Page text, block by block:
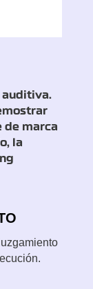
auditiva.
de marca
la